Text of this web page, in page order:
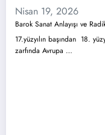
Nisan 19, 2026
Barok Sanat Anlayışı ve
17.yüzyılın başından 18.
zarfında Avrupa …